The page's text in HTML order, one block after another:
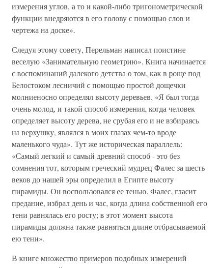
измерения углов, а то и какой-либо тригонометрической
функции внедряются в его голову с помощью слов и
чертежа на доске».
Следуя этому совету, Перельман написал поистине
веселую «Занимательную геометрию». Книга начинается
с воспоминаний далекого детства о том, как в роще под
Белостоком лесничий с помощью простой дощечки
молниеносно определял высоту деревьев. «Я был тогда
очень молод, и такой способ измерения, когда человек
определяет высоту дерева, не срубая его и не взбираясь
на верхушку, являлся в моих глазах чем-то вроде
маленького чуда». Тут же историческая параллель:
«Самый легкий и самый древний способ - это без
сомнения тот, которым греческий мудрец Фалес за шесть
веков до нашей эры определил в Египте высоту
пирамиды. Он воспользовался ее тенью. Фалес, гласит
предание, избрал день и час, когда длина собственной его
тени равнялась его росту; в этот момент высота
пирамиды должна также равняться длине отбрасываемой
ею тени».
В книге множество примеров подобных измерений